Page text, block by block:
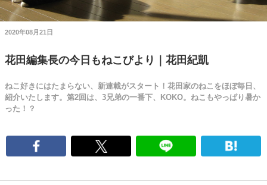
2020年08月21日
花田編集長の今日もねこびより｜花田紀凱
ねこ好きにはたまらない、新連載がスタート！花田家のねこをほぼ毎日、
紹介いたします。第2回は、3兄弟の一番下、KOKO。ねこもやっぱり暑か
った！？